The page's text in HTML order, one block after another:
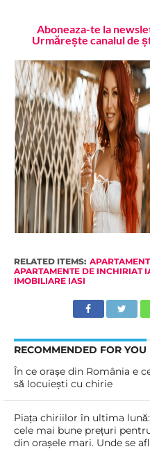
Aboneaza-te la
Urmărește canalul de
RELATED ITEMS:
APARTAMENTE DE INCHIRIAT
IMOBILIARE IASI
RECOMMENDED FOR YOU
În ce orașe din România e
să locuiești cu chirie
Piața chiriilor în ultima
cele mai bune prețuri
din orașele mari. Unde se